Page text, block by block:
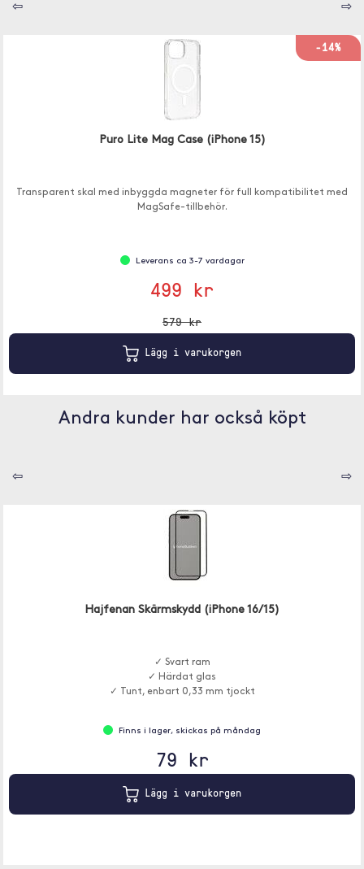
⇦ ⇨
-14%
Puro Lite Mag Case (iPhone 15)
Transparent skal med inbyggda magneter för full kompatibilitet med
MagSafe-tillbehör.
Leverans ca 3-7 vardagar
499 kr
579 kr
Lägg i varukorgen
Andra kunder har också köpt
⇦ ⇨
Hajfenan Skärmskydd (iPhone 16/15)
✓ Svart ram
✓ Härdat glas
✓ Tunt, enbart 0,33 mm tjockt
Finns i lager, skickas på måndag
79 kr
Lägg i varukorgen